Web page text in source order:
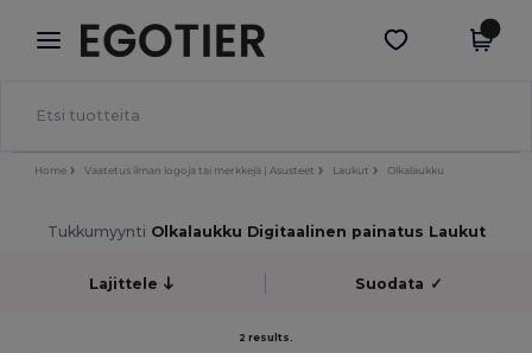
× Egotier-sovellus
Paremmat hinnat appissa!
Hae sovellus
Home Vaatetus ilman logoja tai merkkejä | Asusteet Laukut Olkalaukku
Tukkumyynti Olkalaukku Digitaalinen painatus Laukut
Lajittele Suodata ✓
2 results.